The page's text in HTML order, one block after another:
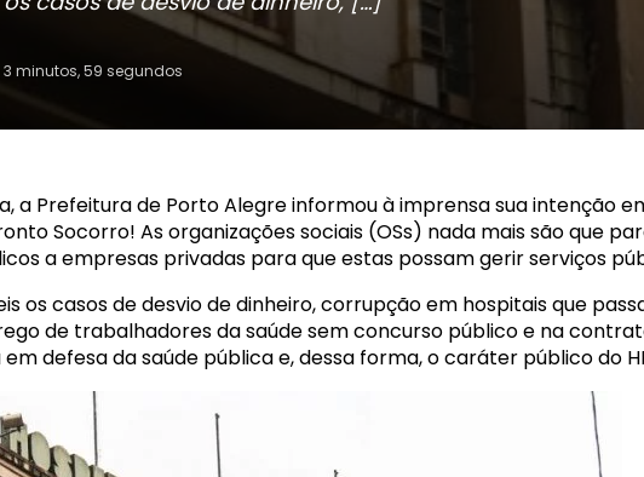
minutos, 59 segundos
a Prefeitura de Porto Alegre informou à imprensa sua intenção
Socorro! As organizações sociais (OSs) nada mais são que
a empresas privadas para que estas possam gerir serviços
os casos de desvio de dinheiro, corrupção em hospitais que
de trabalhadores da saúde sem concurso público e na
defesa da saúde pública e, dessa forma, o caráter público do